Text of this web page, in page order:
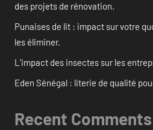
des projets de rénovation.
Punaises de lit : impact sur votre
les éliminer.
L’impact des insectes sur les
Eden Sénégal : literie de qualité
Recent Comments